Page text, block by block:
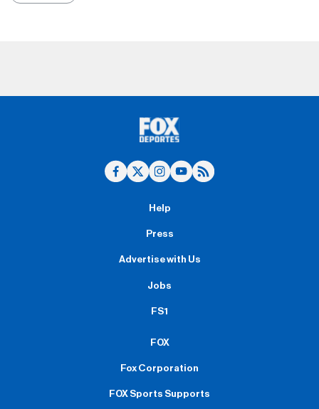
Help
Press
Advertise with Us
Jobs
FS1
FOX
Fox Corporation
FOX Sports Supports